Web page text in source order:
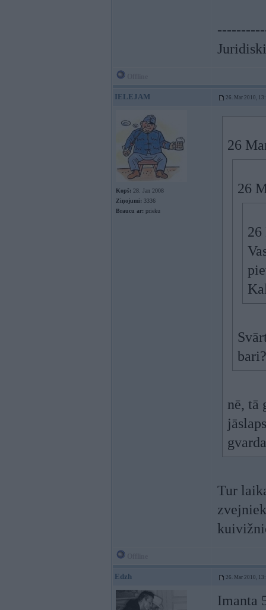
IELEJAM 26. Mar 2010,
Kopš: 28. Jan 2008
Ziņojumi: 3336
Braucu ar: prieku
26
26
26
nē, tā
Tur
Edzh 26. Mar 2010,
Imanta